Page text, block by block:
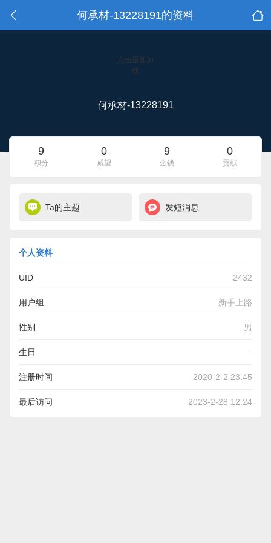
何承材-13228191的资料
点击重新加
载
何承材-13228191
9
积分
0
威望
9
金钱
0
贡献
Ta的主题 发短消息
个人资料
UID 2432
用户组 新手上路
性别 男
生日 -
注册时间 2020-2-2 23:45
最后访问 2023-2-28 12:24